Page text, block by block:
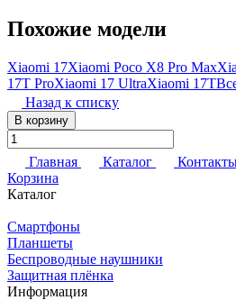
Похожие модели
Xiaomi 17Xiaomi Poco X8 Pro Max
17T ProXiaomi 17 UltraXiaomi 17T
Назад к списку
В корзину
Главная Каталог
Корзина
Каталог
Смартфоны
Планшеты
Беспроводные наушники
Защитная плёнка
Информация